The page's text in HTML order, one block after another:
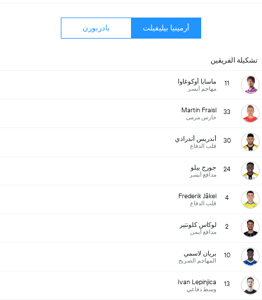
أرمينيا بيليفيلت بادربورن
تشكيلة الفريقين
11 ماسايا أوكوغاوا
مهاجم أيسر
33
Martin Fraisl
حارس مرمى
30 أندريس أندرادي
قلب الدفاع
24 جورج بيلو
مدافع أيسر
4
Frederik Jäkel
قلب الدفاع
2 لوكاس كلونتير
مدافع أيمن
10 بريان لاسمي
المهاجم الصريح
13
Ivan Lepinjica
وسط دفاعي